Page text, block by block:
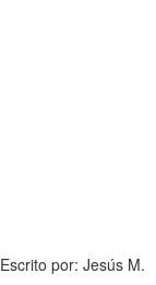
Escrito por: Jesús M.